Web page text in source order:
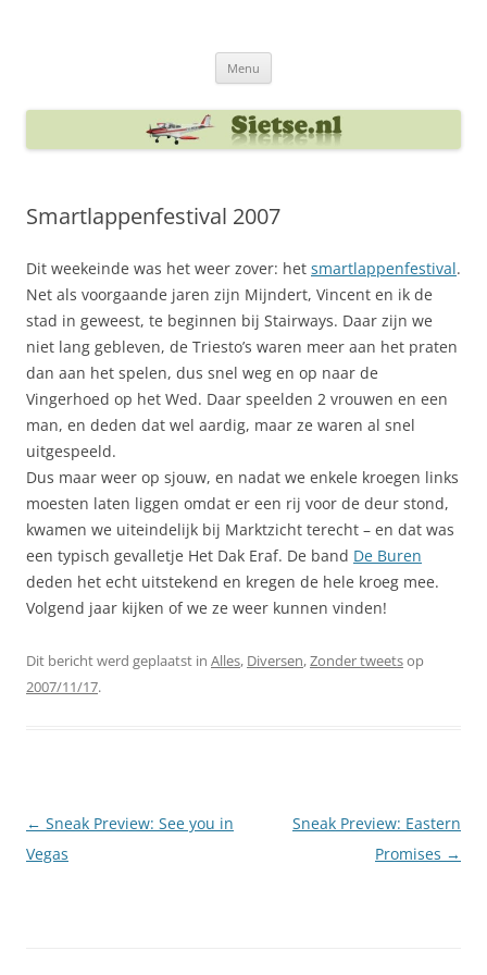
Menu
Smartlappenfestival 2007
Dit weekeinde was het weer zover: het smartlappenfestival.
Net als voorgaande jaren zijn Mijndert, Vincent en ik de
stad in geweest, te beginnen bij Stairways. Daar zijn we
niet lang gebleven, de Triesto’s waren meer aan het praten
dan aan het spelen, dus snel weg en op naar de
Vingerhoed op het Wed. Daar speelden 2 vrouwen en een
man, en deden dat wel aardig, maar ze waren al snel
uitgespeeld.
Dus maar weer op sjouw, en nadat we enkele kroegen links
moesten laten liggen omdat er een rij voor de deur stond,
kwamen we uiteindelijk bij Marktzicht terecht – en dat was
een typisch gevalletje Het Dak Eraf. De band De Buren
deden het echt uitstekend en kregen de hele kroeg mee.
Volgend jaar kijken of we ze weer kunnen vinden!
Dit bericht werd geplaatst in Alles, Diversen,Zonder tweetsop
2007/11/17.
Berichtnavigatie
← Sneak Preview: See you in
Vegas
Sneak Preview: Eastern
Promises →